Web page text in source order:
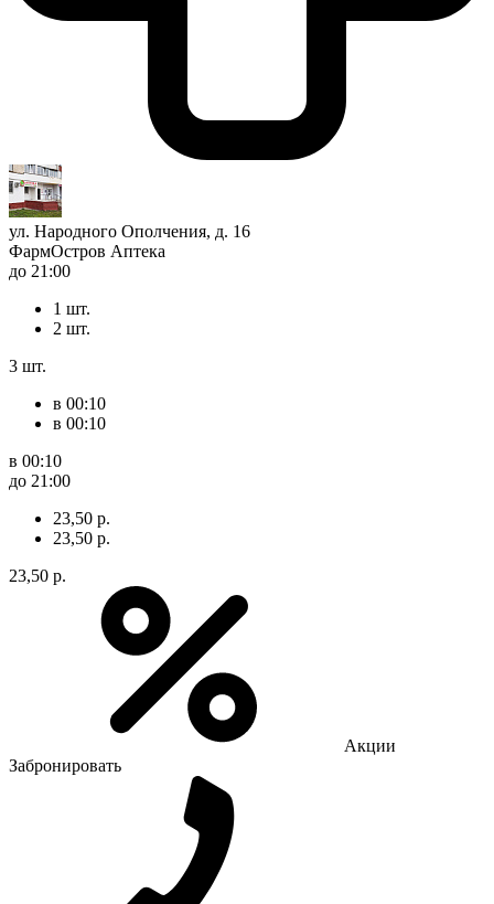
ул. Народного Ополчения, д. 16
ФармОстров Аптека
до 21:00
1 шт.
2 шт.
3 шт.
в 00:10
в 00:10
в 00:10
до 21:00
23,50 р.
23,50 р.
23,50 р.
Акции
Забронировать